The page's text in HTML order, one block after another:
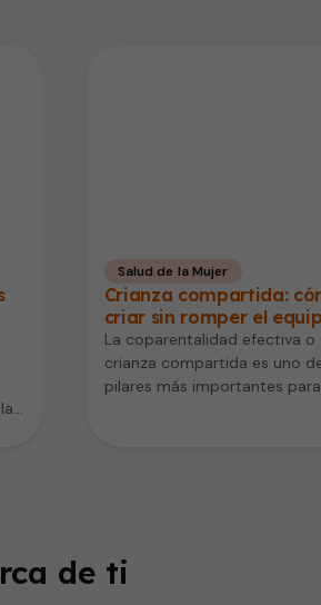
Salud de la Mujer
Crianza compartida:
criar sin romper el
La coparentalidad efectiva o
crianza compartida es uno
pilares más importantes
de ti